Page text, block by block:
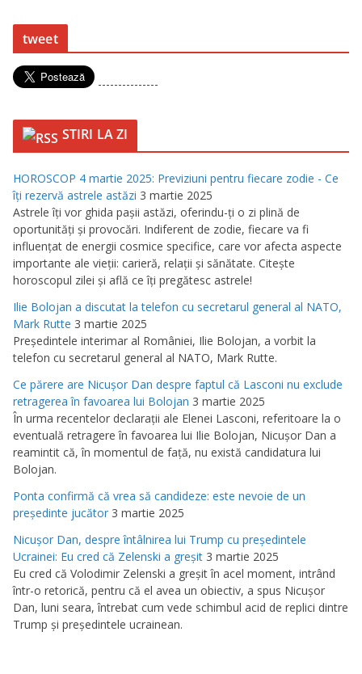
tweet
---------------
STIRI LA ZI
HOROSCOP 4 martie 2025: Previziuni pentru fiecare zodie - Ce
îţi rezervă astrele astăzi 3 martie 2025
Astrele îţi vor ghida paşii astăzi, oferindu-ţi o zi plină de
oportunităţi şi provocări. Indiferent de zodie, fiecare va fi
influenţat de energii cosmice specifice, care vor afecta aspecte
importante ale vieţii: carieră, relaţii şi sănătate. Citeşte
horoscopul zilei şi află ce îţi pregătesc astrele!
Ilie Bolojan a discutat la telefon cu secretarul general al NATO,
Mark Rutte 3 martie 2025
Preşedintele interimar al României, Ilie Bolojan, a vorbit la
telefon cu secretarul general al NATO, Mark Rutte.
Ce părere are Nicuşor Dan despre faptul că Lasconi nu exclude
retragerea în favoarea lui Bolojan 3 martie 2025
În urma recentelor declaraţii ale Elenei Lasconi, referitoare la o
eventuală retragere în favoarea lui Ilie Bolojan, Nicuşor Dan a
reamintit că, în momentul de faţă, nu există candidatura lui
Bolojan.
Ponta confirmă că vrea să candideze: este nevoie de un
preşedinte jucător 3 martie 2025
Nicuşor Dan, despre întâlnirea lui Trump cu preşedintele
Ucrainei: Eu cred că Zelenski a greşit 3 martie 2025
Eu cred că Volodimir Zelenski a greşit în acel moment, intrând
într-o retorică, pentru că el avea un obiectiv, a spus Nicuşor
Dan, luni seara, întrebat cum vede schimbul acid de replici dintre
Trump şi preşedintele ucrainean.